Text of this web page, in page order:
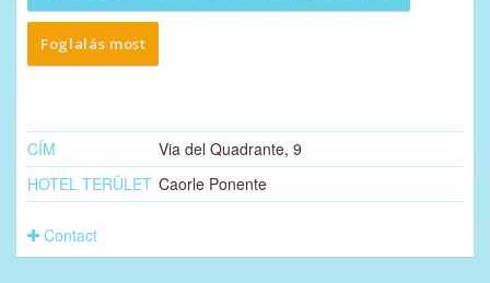
Foglalás most
CÍM
Via del Quadrante, 9
HOTEL TERÜLET Caorle Ponente
Contact